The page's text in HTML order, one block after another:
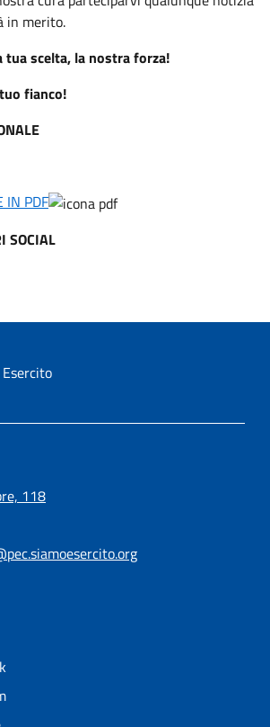
in merito.
tua scelta, la nostra forza!
fianco!
IN PDF
SOCIAL
Esercito
118